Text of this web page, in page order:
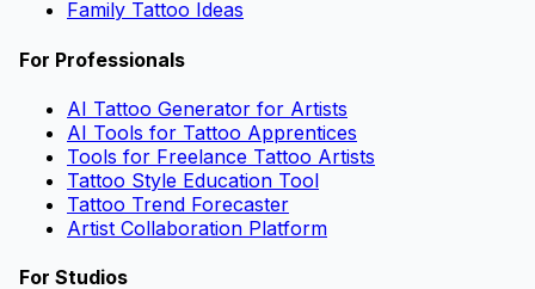
Family Tattoo Ideas
For Professionals
AI Tattoo Generator for Artists
AI Tools for Tattoo Apprentices
Tools for Freelance Tattoo Artists
Tattoo Style Education Tool
Tattoo Trend Forecaster
Artist Collaboration Platform
For Studios